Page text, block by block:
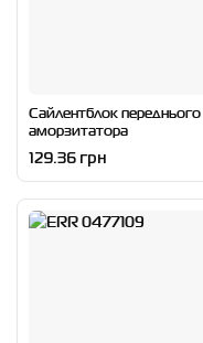
Сайлентблок переднього
аморзитатора
129.36 грн